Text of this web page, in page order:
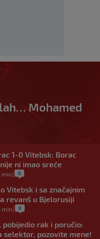
Mohamed
1-0 Vitebsk: Borac
ni imao sreće
min | 0
Vitebsk i sa značajnim
revanš u Bjelorusiji
min | 0
pobijedio rak i poručio:
selektor, pozovite mene!